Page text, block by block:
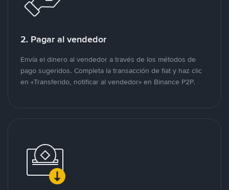
2. Pagar al vendedor
Envía el dinero al vendedor a través de los métodos de
pago sugeridos. Completa la transacción de fiat y haz clic
en «Transferido, notificar al vendedor» en Binance P2P.